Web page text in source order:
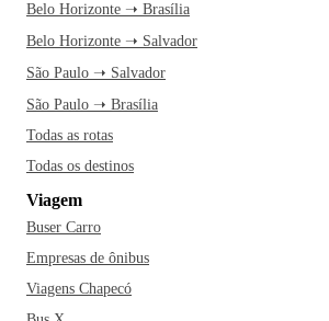
Belo Horizonte ➝ Brasília
Belo Horizonte ➝ Salvador
São Paulo ➝ Salvador
São Paulo ➝ Brasília
Todas as rotas
Todas os destinos
Viagem
Buser Carro
Empresas de ônibus
Viagens Chapecó